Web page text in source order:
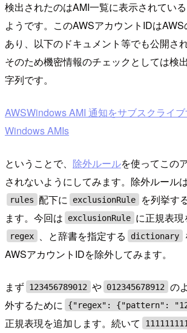
検出されたのはAMI一覧に表示されている
ようです。このAWSアカウントIDは
あり、以下のドキュメント等でも公開さ
そのため機密情報のチェックとしては検
字列です。
AWSWindows AMI 通知をサブスクライ
Windows AMIs
ということで、 除外ルールを使ってこの
されないようにしてみます。除外ルール
rules 配下に exclusionRule
を列挙す
ます。今回は
exclusionRule に正規表
regex 、と辞書を指定する dictionary
AWSアカウントIDを除外してみます。
まず 123456789012 や 012345678912
の
外するために
{"regex": {"pattern":
正規表現を追加します。続いて